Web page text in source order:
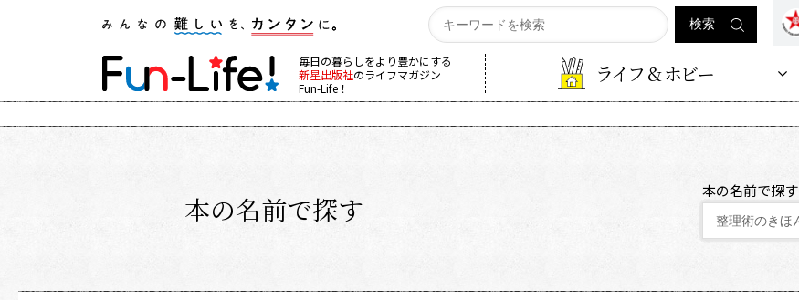
毎日の暮らしをより豊かにする
新星出版社のライフマガジン
Fun-Life！
ライフ & ホビー
本の名前で探す
本の名前で探す